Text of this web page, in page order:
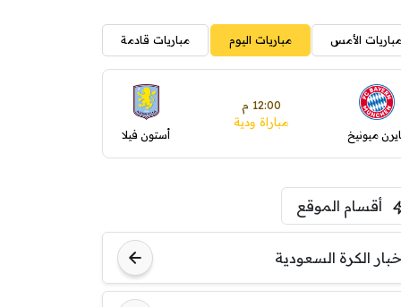
مباريات الأمس مباريات اليوم مباريات قادمة
ميونيخ
12:00 م
مباراة ودية
أستون فيلا
أقسام الموقع
الكرة السعودية